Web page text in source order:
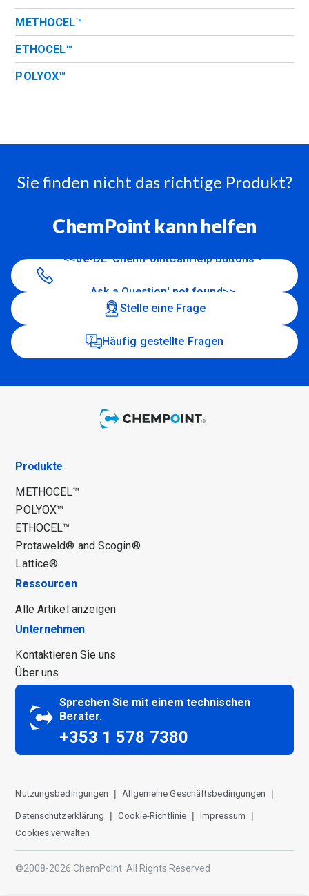
METHOCEL™
ETHOCEL™
POLYOX™
Sie finden nicht das richtige Produkt?
ChemPoint kann helfen
<<de-DE 'ChemPointCanHelp Buttons -
Ask a Question' not found>>
Stelle eine Frage
Häufig gestellte Fragen
Produkte
METHOCEL™
POLYOX™
ETHOCEL™
Protaweld® and Scogin®
Lattice®
Ressourcen
Alle Artikel anzeigen
Unternehmen
Kontaktieren Sie uns
Über uns
Sprechen Sie mit einem technischen
Berater.
+353 1 578 7380
Nutzungsbedingungen Allgemeine Geschäftsbedingungen
Datenschutzerklärung Cookie-Richtlinie
Impressum
Cookies verwalten
©2008-2026 ChemPoint. All Rights Reserved